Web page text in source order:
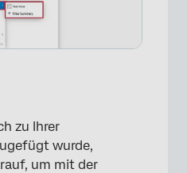
zu Ihrer
wurde,
um mit der